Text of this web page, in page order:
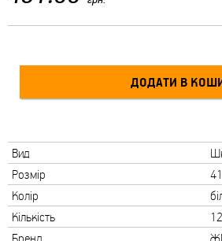
Вид
Розмір
Колір
Кількість
12